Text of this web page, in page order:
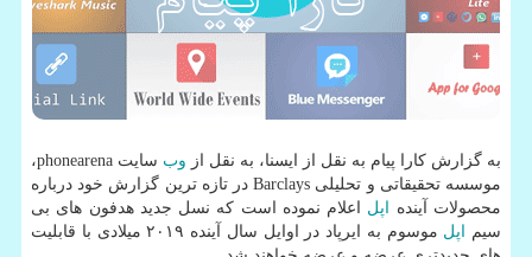
به گزارش كارا پیام به نقل از ایسنا، به نقل از وب
سایت phonearena،
موسسه تحقیقاتی و تحلیلی Barclays در تازه ترین گزارش خود درباره
محصولات آینده
اپل اعلام نموده است كه نسل جدید هدفون های بی
سیم
اپل
موسوم به ایرپاد در اوایل سال آینده ۲۰۱۹ میلادی با قابلیت